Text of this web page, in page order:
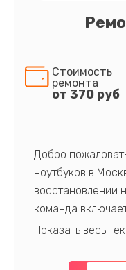
Стоимость
ремонта
от 370 руб
Добро
ноутбуков в
восстановлении
команда
профессионалов
предлагаем